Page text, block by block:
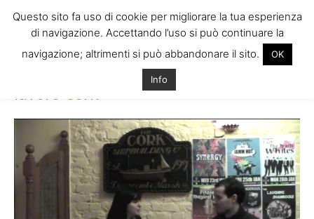
lavoro-cork
lavoro-cork
Questo sito fa uso di cookie per migliorare la tua esperienza
di navigazione. Accettando l’uso si può continuare la
navigazione; altrimenti si può abbandonare il sito.
OK
Info